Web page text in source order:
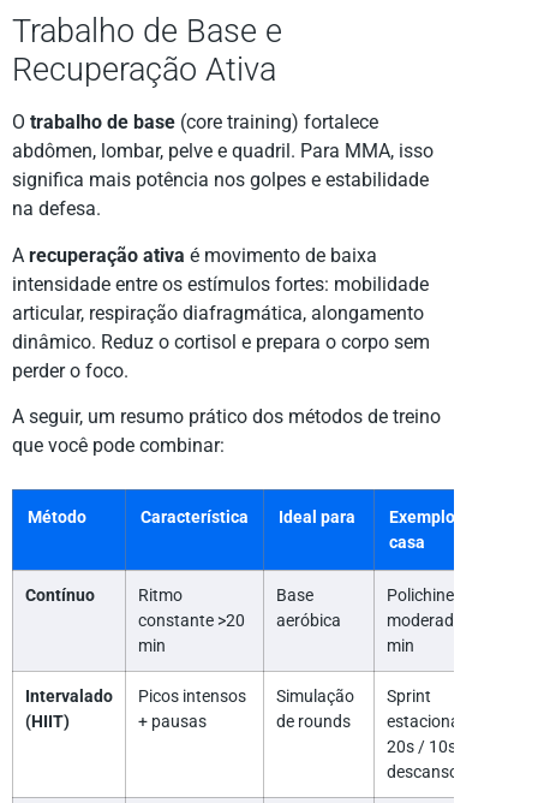
Trabalho de Base e
Recuperação Ativa
O trabalho de base (core training) fortalece
abdômen, lombar, pelve e quadril. Para MMA, isso
significa mais potência nos golpes e estabilidade
na defesa.
A recuperação ativa é movimento de baixa
intensidade entre os estímulos fortes: mobilidade
articular, respiração diafragmática, alongamento
dinâmico. Reduz o cortisol e prepara o corpo sem
perder o foco.
A seguir, um resumo prático dos métodos de treino
que você pode combinar:
Método Característica Ideal para
Exemplo em
casa
Contínuo
Ritmo
constante >20
min
Base
aeróbica
Polichinelo
moderado, 25
min
Intervalado
(HIIT)
Picos intensos
+ pausas
Simulação
de rounds
Sprint
estacionário
20s / 10s
descanso